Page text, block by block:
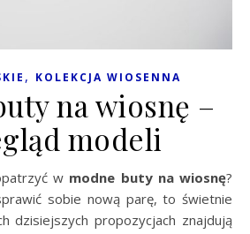
, KOLEKCJA WIOSENNA
na wiosnę –
modeli
w modne buty na wiosnę?
sobie nową parę, to świetnie
dzisiejszych propozycjach znajdują